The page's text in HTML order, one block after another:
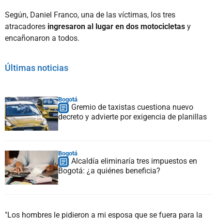
Según, Daniel Franco, una de las víctimas, los tres
atracadores ingresaron al lugar en dos motocicletas y
encañonaron a todos.
Últimas noticias
Bogotá
Gremio de taxistas cuestiona nuevo
decreto y advierte por exigencia de planillas
Bogotá
Alcaldía eliminaría tres impuestos en
Bogotá: ¿a quiénes beneficia?
"Los hombres le pidieron a mi esposa que se fuera para la